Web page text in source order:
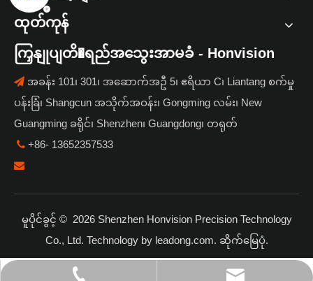
ထုတ်ကုန်
ကြှနျုပျတိ�ရည်အသွေးအာမခံ - Honvision
 အခန်း 101၊ 301၊ အဆောက်အဦ 5၊ ဧရိယာ C၊ Liantang စက်မှု
ပန်းခြံ၊ Shangcun အသိုက်အဝန်း၊ Gongming လမ်း၊ New
Guangming ခရိုင်၊ Shenzhen၊ Guangdong၊ တရုတ်
 +86- 13652357533

မူပိုင်ခွင့် © 2026Shenzhen Honvision Precision Technology
Co., Ltd. Technology by leadong.com. ဆိုက်မြေပုံ.